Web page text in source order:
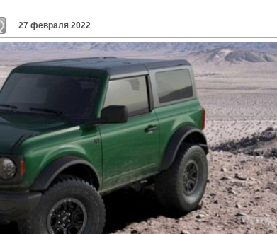
27 февраля 2022